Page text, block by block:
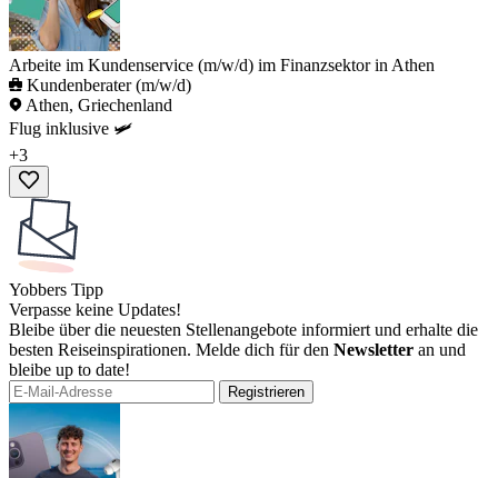
Arbeite im Kundenservice (m/w/d) im Finanzsektor in Athen
Kundenberater (m/w/d)
Athen, Griechenland
Flug inklusive 🛩️
+3
Yobbers Tipp
Verpasse keine Updates!
Bleibe über die neuesten Stellenangebote informiert und erhalte die
besten Reiseinspirationen. Melde dich für den Newsletter an und
bleibe up to date!
Registrieren